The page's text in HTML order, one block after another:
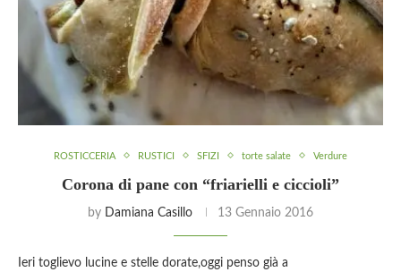
ROSTICCERIA RUSTICI SFIZI torte salate Verdure
Corona di pane con “friarielli e ciccioli”
by Damiana Casillo 13 Gennaio 2016
Ieri toglievo lucine e stelle dorate,oggi penso già a